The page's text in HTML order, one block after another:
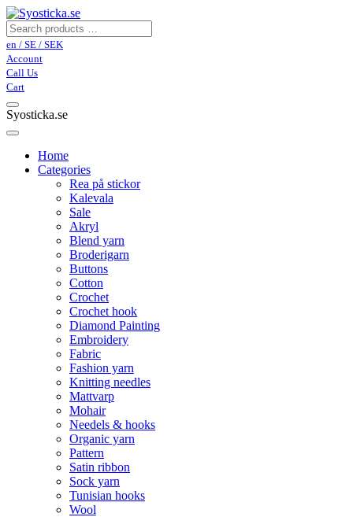
en / SE / SEK
Account
Call Us
Cart
Syosticka.se
Home
Categories
Rea på stickor
Kalevala
Sale
Akryl
Blend yarn
Broderigarn
Buttons
Cotton
Crochet
Crochet hook
Diamond Painting
Embroidery
Fabric
Fashion yarn
Knitting needles
Mattvarp
Mohair
Needels & hooks
Organic yarn
Pattern
Satin ribbon
Sock yarn
Tunisian hooks
Wool